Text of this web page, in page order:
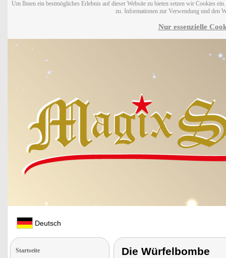
Um Ihnen ein bestmögliches Erlebnis auf dieser Website zu bieten setzen wir Cookies
zu. Informationen zur Verwendung und den
Nur essenzielle
Deutsch
Startseite Die Würfelbombe